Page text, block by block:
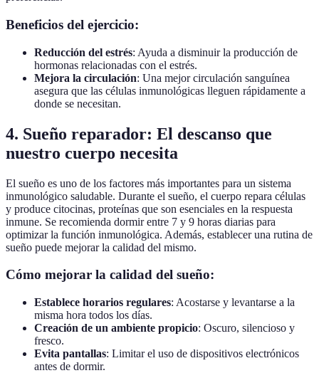
Beneficios del ejercicio:
Reducción del estrés: Ayuda a disminuir la producción de
hormonas relacionadas con el estrés.
Mejora la circulación: Una mejor circulación sanguínea
asegura que las células inmunológicas lleguen rápidamente a
donde se necesitan.
4. Sueño reparador: El descanso que
nuestro cuerpo necesita
El sueño es uno de los factores más importantes para un sistema
inmunológico saludable. Durante el sueño, el cuerpo repara células
y produce citocinas, proteínas que son esenciales en la respuesta
inmune. Se recomienda dormir entre 7 y 9 horas diarias para
optimizar la función inmunológica. Además, establecer una rutina de
sueño puede mejorar la calidad del mismo.
Cómo mejorar la calidad del sueño:
Establece horarios regulares: Acostarse y levantarse a la
misma hora todos los días.
Creación de un ambiente propicio: Oscuro, silencioso y
fresco.
Evita pantallas: Limitar el uso de dispositivos electrónicos
antes de dormir.